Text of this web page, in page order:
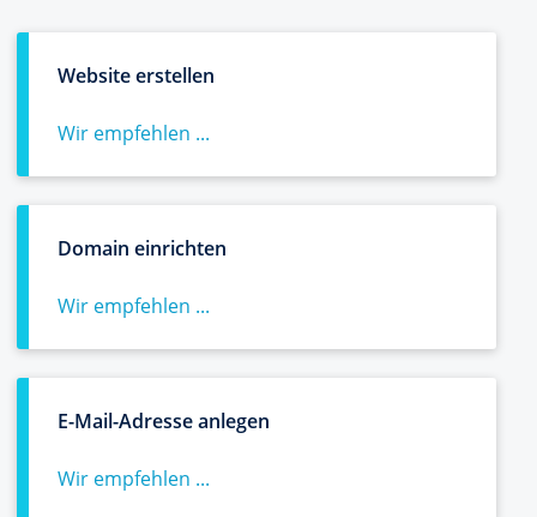
Website erstellen
Wir empfehlen ...
Domain einrichten
Wir empfehlen ...
E-Mail-Adresse anlegen
Wir empfehlen ...